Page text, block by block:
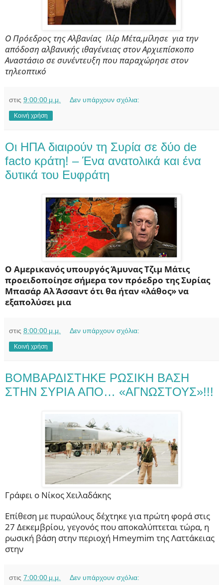
Ο Πρόεδρος της Αλβανίας Ιλίρ Μέτα,μίλησε για την
απόδοση αλβανικής ιθαγένειας στον Αρχιεπίσκοπο
Αναστάσιο σε συνέντευξη που παραχώρησε στον
τηλεοπτικό
στις 9:00:00 μ.μ. Δεν υπάρχουν σχόλια:
Κοινή χρήση
Οι ΗΠΑ διαιρούν τη Συρία σε δύο de
facto κράτη! – Ένα ανατολικά και ένα
δυτικά του Ευφράτη
Ο Αμερικανός υπουργός Άμυνας Τζιμ Μάτις
προειδοποίησε σήμερα τον πρόεδρο της Συρίας
Μπασάρ Αλ Άσσαντ ότι θα ήταν «λάθος» να
εξαπολύσει μια
στις 8:00:00 μ.μ. Δεν υπάρχουν σχόλια:
Κοινή χρήση
ΒΟΜΒΑΡΔΙΣΤΗΚΕ ΡΩΣΙΚΗ ΒΑΣΗ
ΣΤΗΝ ΣΥΡΙΑ ΑΠΟ… «ΑΓΝΩΣΤΟΥΣ»!!!
Γράφει ο Νίκος Χειλαδάκης
Επίθεση με πυραύλους δέχτηκε για πρώτη φορά στις
27 Δεκεμβρίου, γεγονός που αποκαλύπτεται τώρα, η
ρωσική βάση στην περιοχή Hmeymim της Λαττάκειας
στην
στις 7:00:00 μ.μ. Δεν υπάρχουν σχόλια: